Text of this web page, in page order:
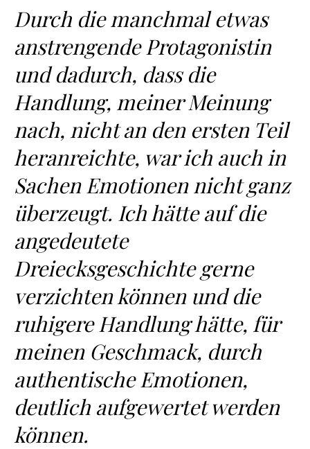
Durch die manchmal etwas
anstrengende Protagonistin
und dadurch, dass die
Handlung, meiner Meinung
nach, nicht an den ersten Teil
heranreichte, war ich auch in
Sachen Emotionen nicht ganz
überzeugt. Ich hätte auf die
angedeutete
Dreiecksgeschichte gerne
verzichten können und die
ruhigere Handlung hätte, für
meinen Geschmack, durch
authentische Emotionen,
deutlich aufgewertet werden
können.